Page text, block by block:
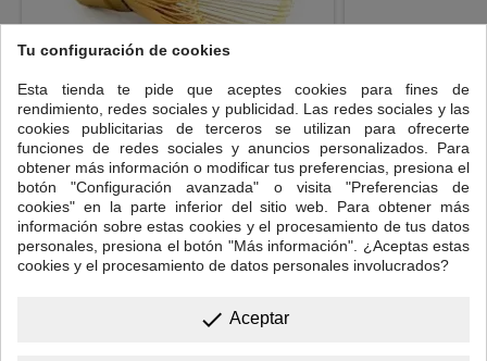
CHASEN - ESCOBILLA DE BAMBÚ
PARA MATCHA
Fabricada a mano a partir de un solo trozo de
bambú, sus 100 puntas baten el té con el
agua hasta lograr un matcha de textura
perfecta. La escobilla Chasen de bambú es
muy aconsejable para preparar un buen té
Matcha, y totalmente imprescindible en la
Precio
15,00 €
CHASHAKU -
Para preparar tu
cantidad idónea
ceremonia
Tu configuración de cookies
Esta tienda te pide que aceptes cookies para fines de
rendimiento, redes sociales y publicidad. Las redes sociales y las
cookies publicitarias de terceros se utilizan para ofrecerte
funciones de redes sociales y anuncios personalizados. Para
obtener más información o modificar tus preferencias, presiona el
botón "Configuración avanzada" o visita "Preferencias de
cookies" en la parte inferior del sitio web. Para obtener más
información sobre estas cookies y el procesamiento de tus datos
personales, presiona el botón "Más información". ¿Aceptas estas
cookies y el procesamiento de datos personales involucrados?
done Aceptar